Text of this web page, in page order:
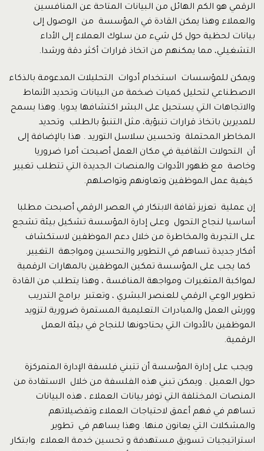
الرقمي هو الكم الهائل من البيانات المتاحة عن المنافسين
والعملاء وهذا يمكن القادة في المؤسسة من الوصول إلى
بيانات لحظية حول كل شيء من سلوك العملاء إلى الأداء
التشغيلي، مما يمكنهم من اتخاذ قرارات أكثر دقة ورشدا.
ويمكن للمؤسسات استخدام أدوات التحليلات المدعومة بالذكاء
الاصطناعي لتحليل كميات ضخمة من البيانات وتحديد الأنماط
والاتجاهات التي يستحيل على البشر اكتشافها يدويا. وهذا يسمح
للمديرين باتخاذ قرارات تنبؤية، مثل التنبؤ بالطلب وتحديد
المخاطر المحتملة وتحسين سلاسل التوريد . هذا بالإضافة إلى
أن التحولات الثقافية في مكان العمل أصبحت أمرا ضروريا
وخاصة مع ظهور الأدوات والمنصات الجديدة التي تتطلب تغيير
كيفية عمل الموظفين وتعاونهم وتواصلهم.
إن عملية تعزيز ثقافة الابتكار في العصر الرقمي أصبحت مطلبا
أساسيا لنجاح التحول وعلى إدارة المؤسسة تشكيل بيئة تشجع
على التجربة والمخاطرة من خلال دعم الموظفين لاستكشاف
أفكار جديدة تساهم في التطوير والتحسين ومواجهة التغيير.
كما يجب على المؤسسة تمكين الموظفين بالمهارات الرقمية
لمواكبة المتغيرات ومواجهة المنافسة ، وهذا يتطلب من القادة
تطوير الوعي الرقمي للعنصر البشري ، وتعتبر برامج التدريب
وورش العمل والمبادرات التعليمية المستمرة ضرورية لتزويد
الموظفين بالأدوات التي يحتاجونها للنجاح في بيئة العمل
الرقمية.
ويجب على إدارة المؤسسة أن تتبني فلسفة الإدارة المتمركزة
حول العميل . ويمكن تبني هذه الفلسفة من خلال الاستفادة من
المنصات المختلفة التي توفر بيانات العملاء ، هذه البيانات
تساهم في فهم أعمق لاحتياجات العملاء وتفضيلاتهم
والمشكلات التي يعانون منها. وهذا يساهم في تطوير
استراتيجيات تسويق مستهدفة و تحسين خدمة العملاء وابتكار